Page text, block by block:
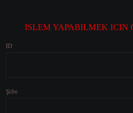
ISLEM YAPABILMEK ICIN
ID
Şifre